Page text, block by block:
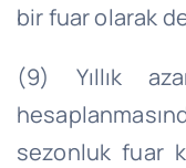
bir fuar olarak
(9) Yıllık
sezonluk fuar